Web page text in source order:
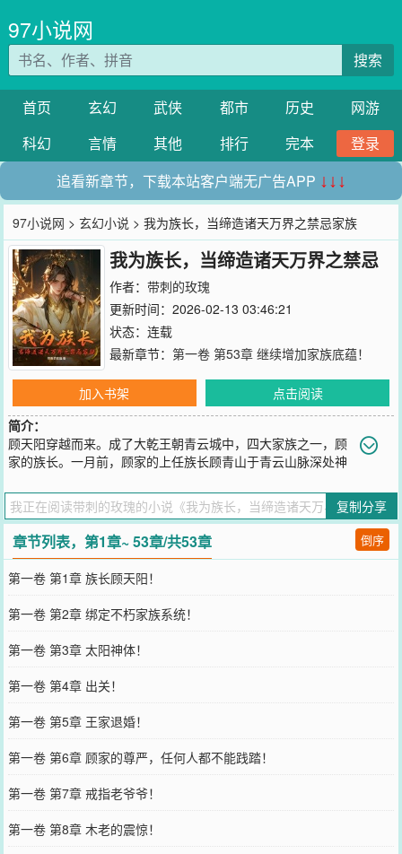
97小说网
搜索
首页 玄幻 武侠 都市 历史
网游
科幻
言情 其他 排行 完本
登录
追看新章节，下载本站客户端无广告APP ↓↓↓
97小说网 >玄幻小说 > 我为族长，当缔造诸天万界之禁忌家族
我为族长，当缔造诸天万界之禁忌
家族
作者： 带刺的玫瑰
更新时间：2026-02-13 03:46:21
状态：连载
最新章节： 第一卷 第53章 继续增加家族底蕴！
加入书架
点击阅读
简介：
顾天阳穿越而来。成了大乾王朝青云城中，四大家族之一，顾
家的族长。一月前，顾家的上任族长顾青山于青云山脉深处神
家族和城主府虎视眈眈，皆欲将失去顶尖战力的顾家分而食之。外患
如山，内忧更烈。顾天阳更是发现。原身为求破局，强行冲击境界，
竟已走火入魔！此刻他体内的经脉布满裂痕，修为更是荡然无存，几
乎与废人无异。此消息一旦外泄，顷刻间便是群狼噬虎，顾家数千口
人的灭顶之灾！就在顾天阳绝望之际。【叮！】【诸天万界不朽家族
系统，绑定成功！】【族运不灭，则族长不朽！】【新手礼包发放
中！】绝境之中，系统悍然降临。从此，顾家踏上了一条前所未有的
道路。当无数年后。混沌深处，顾天阳端坐于家族高台之上，弥漫着
一股令混沌失色的煌煌之威。而顾家已然成了诸天万界的禁忌家族！
您要是觉得《 我为族长，当缔造诸天万界之禁忌家族
不要忘记向您QQ群和微博微信里的朋友推荐哦！
复制分享
章节列表，第1章~ 53章/共53章 倒序
第一卷 第1章 族长顾天阳！
第一卷 第2章 绑定不朽家族系统！
第一卷 第3章 太阳神体！
第一卷 第4章 出关！
第一卷 第5章 王家退婚！
第一卷 第6章 顾家的尊严，任何人都不能践踏！
第一卷 第7章 戒指老爷爷！
第一卷 第8章 木老的震惊！